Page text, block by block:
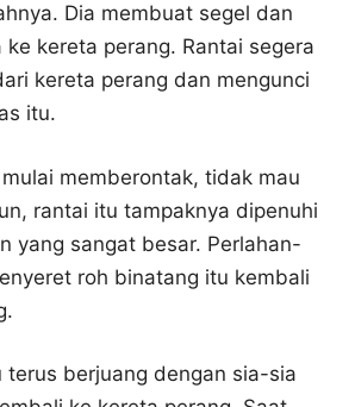
Dia membuat segel dan
ke kereta perang. Rantai segera
kereta perang dan mengunci
itu.
memberontak, tidak mau
rantai itu tampaknya dipenuhi
yang sangat besar. Perlahan-
roh binatang itu kembali
terus berjuang dengan sia-sia